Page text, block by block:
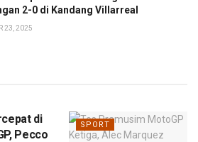
2-0 di Kandang Villarreal
23, 2025
SPORT
di
Pecco